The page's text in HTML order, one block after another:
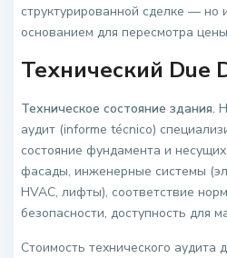
структурированной сделке — но
основанием для пересмотра
Технический Due
Техническое состояние здания.
аудит (informe técnico)
состояние фундамента и
фасады, инженерные системы
HVAC, лифты), соответствие
безопасности, доступность для
Стоимость технического аудита